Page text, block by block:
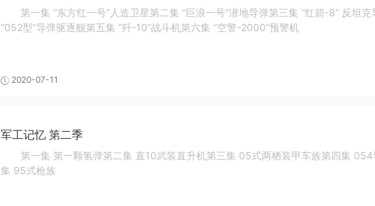
第一集 “东方红一号”人造卫星第二集 “巨浪一号”潜地导弹第三集 “红箭-8” 反坦
“052型”导弹驱逐舰第五集 “歼-10”战斗机第六集 “空警-2000”预警机
2020-07-11
军工记忆 第二季
第一集 第一颗氢弹第二集 直10武装直升机第三集 05式两栖装甲车族第四集
集 95式枪族